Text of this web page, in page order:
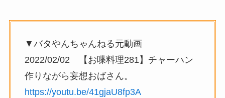
▼バタやんちゃんねる元動画
2022/02/02 【お喋料理281】チャーハン
作りながら妄想おばさん。
https://youtu.be/41gjaU8fp3A